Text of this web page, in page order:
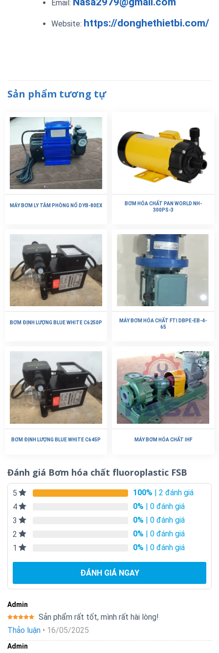
Email:
Website: https://donghethietbi.com/
Sản phẩm tương tự
MÁY BƠM LY TÂM PHÒNG NỔ DYB-80EX
BƠM HÓA CHẤT PAN WORLD NH-
300PS-3
BƠM ĐỊNH LƯỢNG BLUE WHITE C6250P
MÁY BƠM HÓA CHẤT FTI DBPE-EB-4-
65
BƠM ĐỊNH LƯỢNG BLUE WHITE C645P MÁY BƠM HÓA CHẤT IHF
Đánh giá Bơm hóa chất fluoroplastic FSB
5 100% | 2 đánh giá
4
0% | 0 đánh giá
3
0% | 0 đánh giá
2
0% | 0 đánh giá
1
0% | 0 đánh giá
ĐÁNH GIÁ NGAY
Admin
Được xếp
hạng5 5
Sản phẩm rất tốt, mình rất hài lòng!
Thảo luận • 16/05/2025
Admin